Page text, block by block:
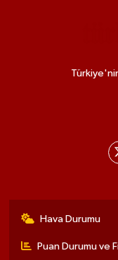
Hava Durumu
Puan Durumu ve